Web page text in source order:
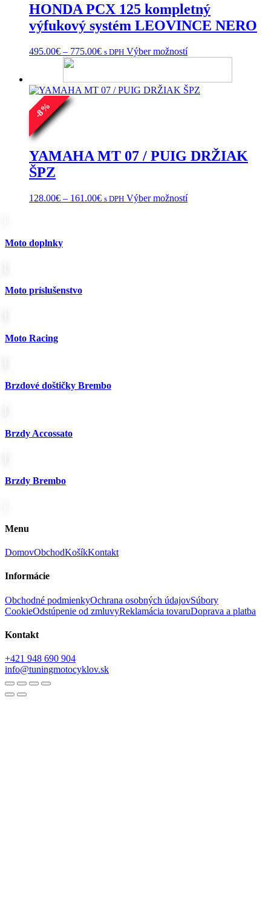
HONDA PCX 125 kompletný
výfukový systém LEOVINCE NERO
495.00€ – 775.00€Price
through
775.00€
s DPH Výber možnostíTento
viacero
variantov.
na
stránke
-
8
%
YAMAHA MT 07 / PUIG DRŽIAK
ŠPZ
128.00€ – 161.00€Price
s DPH Výber možnostíTento
Moto doplnky
Moto príslušenstvo
Moto Racing
Brzdové doštičky Brembo
Brzdy Accossato
Brzdy Brembo
Menu
DomovObchodKošíkKontakt
Informácie
Obchodné podmienkyOchrana osobných údajovSúbory
CookieOdstúpenie od zmluvyReklamácia tovaruDoprava a platba
Kontakt
+421 948 690 904
info@tuningmotocyklov.sk